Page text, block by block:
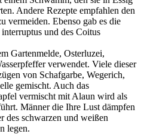
Andere Rezepte empfahlen den
vermeiden. Ebenso gab es die
und des Coitus
Gartenmelde, Osterluzei,
verwendet. Viele dieser
von Schafgarbe, Wegerich,
gemischt. Auch das
vermischt mit Alaun wird als
Männer die Ihre Lust dämpfen
des schwarzen und weißen
legen.